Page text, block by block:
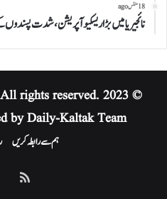
18 منٹس ago
نائجیریا میں بڑا ریسکیو آپریشن، شدت پسندوں کے قبضے سے
© 2023 Jano.PK
rights reserved.
by Daily-Kaltak Team
ہم سے رابطہ کریں
RSS